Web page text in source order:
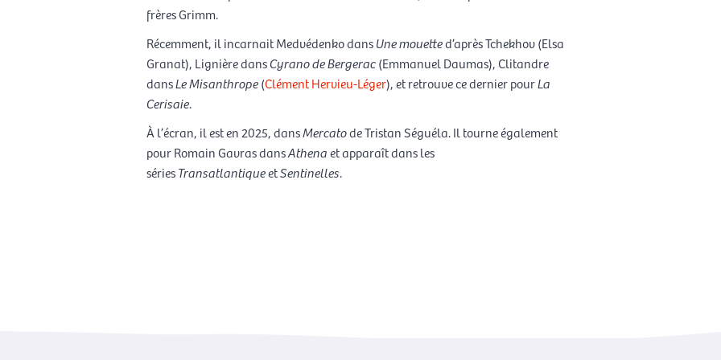
frères Grimm.
Récemment, il incarnait Medvédenko dansUne mouetted’après Tchekhov (Elsa
Granat), Lignière dansCyrano de Bergerac(Emmanuel Daumas), Clitandre
dansLe Misanthrope(Clément Hervieu-Léger), et retrouve ce dernier pourLa
Cerisaie.
À l’écran, il est en 2025, dansMercatode Tristan Séguéla. Il tourne également
pour Romain Gavras dansAthenaet apparaît dans les
sériesTransatlantiqueetSentinelles.